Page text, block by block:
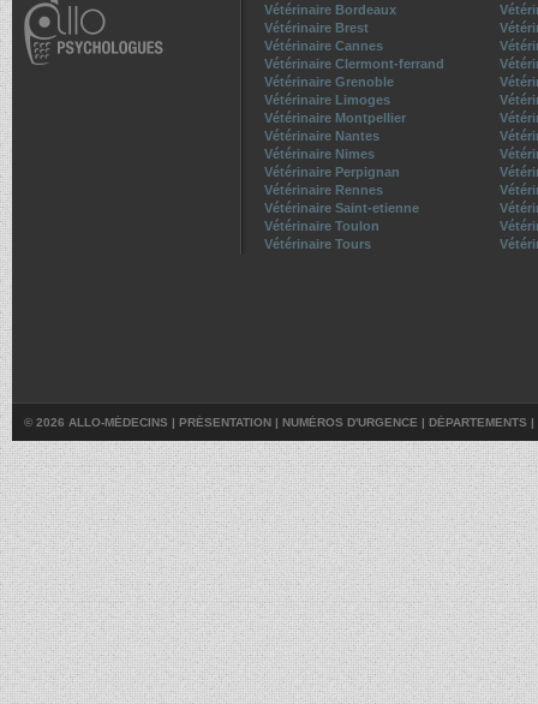
Vétérinaire Bordeaux
Vétérinaire Brest
Vétérinaire Cannes
Vétérinaire Clermont-ferrand
Vétérinaire Grenoble
Vétérinaire Limoges
Vétérinaire Montpellier
Vétérinaire Nantes
Vétérinaire Nimes
Vétérinaire Perpignan
Vétérinaire Rennes
Vétérinaire Saint-etienne
Vétérinaire Toulon
Vétérinaire Tours
© 2026 ALLO-MÉDECINS | PRÉSENTATION | NUMÉROS D'URGENCE | DÉPARTEMENTS |